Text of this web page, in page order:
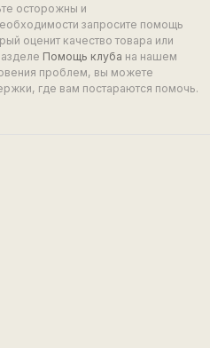
осторожны и
запросите помощь
оценит качество товара или
Помощь клуба на нашем
проблем, вы можете
где вам постараются помочь.